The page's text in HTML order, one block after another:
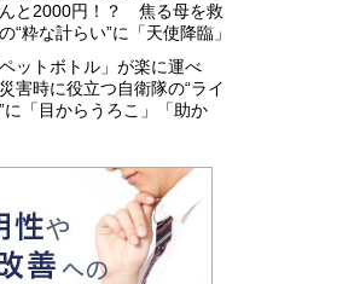
と2000円！？ 焦る母を救
“粋な計らい”に「天使降臨」
ットボトル」が楽に運べ
害時に役立つ自衛隊の“ライ
に「目からうろこ」「助か